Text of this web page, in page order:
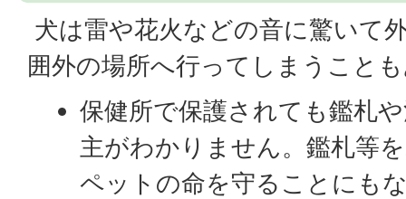
犬は雷や花火などの音に驚いて
囲外の場所へ行ってしまうこと
保健所で保護されても鑑札
主がわかりません。鑑札等
ペットの命を守ることにも